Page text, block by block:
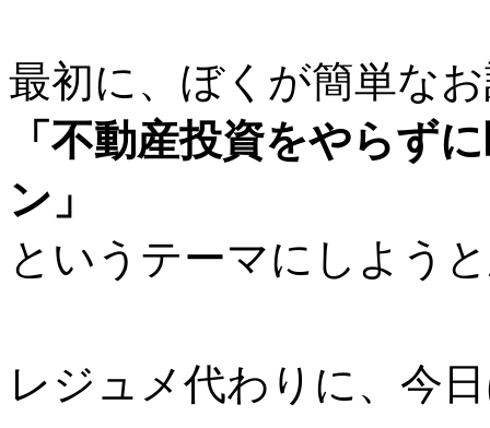
最初に、ぼくが簡単な
「不動産投資をやらず
ン」
というテーマにしよう
レジュメ代わりに、今